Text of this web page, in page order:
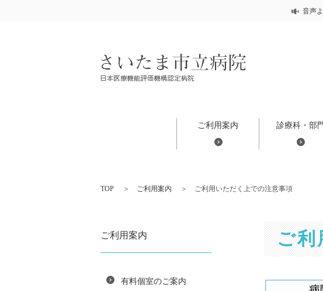
音声
ご利用案内 診療科・部
TOP ご利用案内 ご利用いただく上での注意事項
ご利
ご利用案内
有料個室のご案内